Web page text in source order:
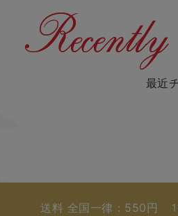
最近
送料 全国一律：550円